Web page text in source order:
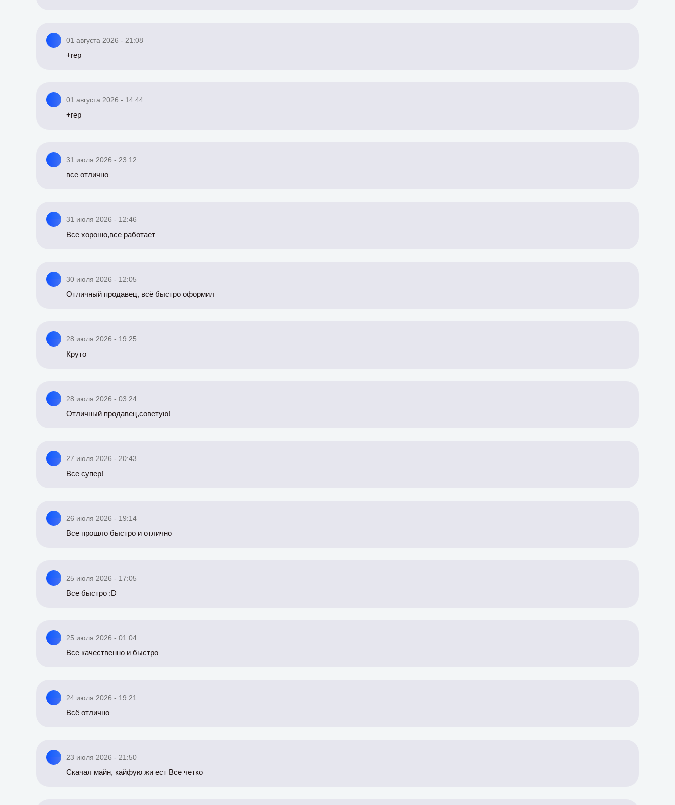
01 августа 2026 - 21:08
+rep
01 августа 2026 - 14:44
+rep
31 июля 2026 - 23:12
все отлично
31 июля 2026 - 12:46
Все хорошо,все работает
30 июля 2026 - 12:05
Отличный продавец, всё быстро оформил
28 июля 2026 - 19:25
Круто
28 июля 2026 - 03:24
Отличный продавец,советую!
27 июля 2026 - 20:43
Все супер!
26 июля 2026 - 19:14
Все прошло быстро и отлично
25 июля 2026 - 17:05
Все быстро :D
25 июля 2026 - 01:04
Все качественно и быстро
24 июля 2026 - 19:21
Всё отлично
23 июля 2026 - 21:50
Скачал майн, кайфую жи ест Все четко